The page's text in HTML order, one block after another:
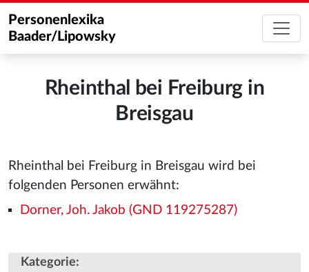
Personenlexika
Baader/Lipowsky
Rheinthal bei Freiburg in
Breisgau
Rheinthal bei Freiburg in Breisgau wird bei
folgenden Personen erwähnt:
Dorner, Joh. Jakob (GND 119275287)
Kategorie: